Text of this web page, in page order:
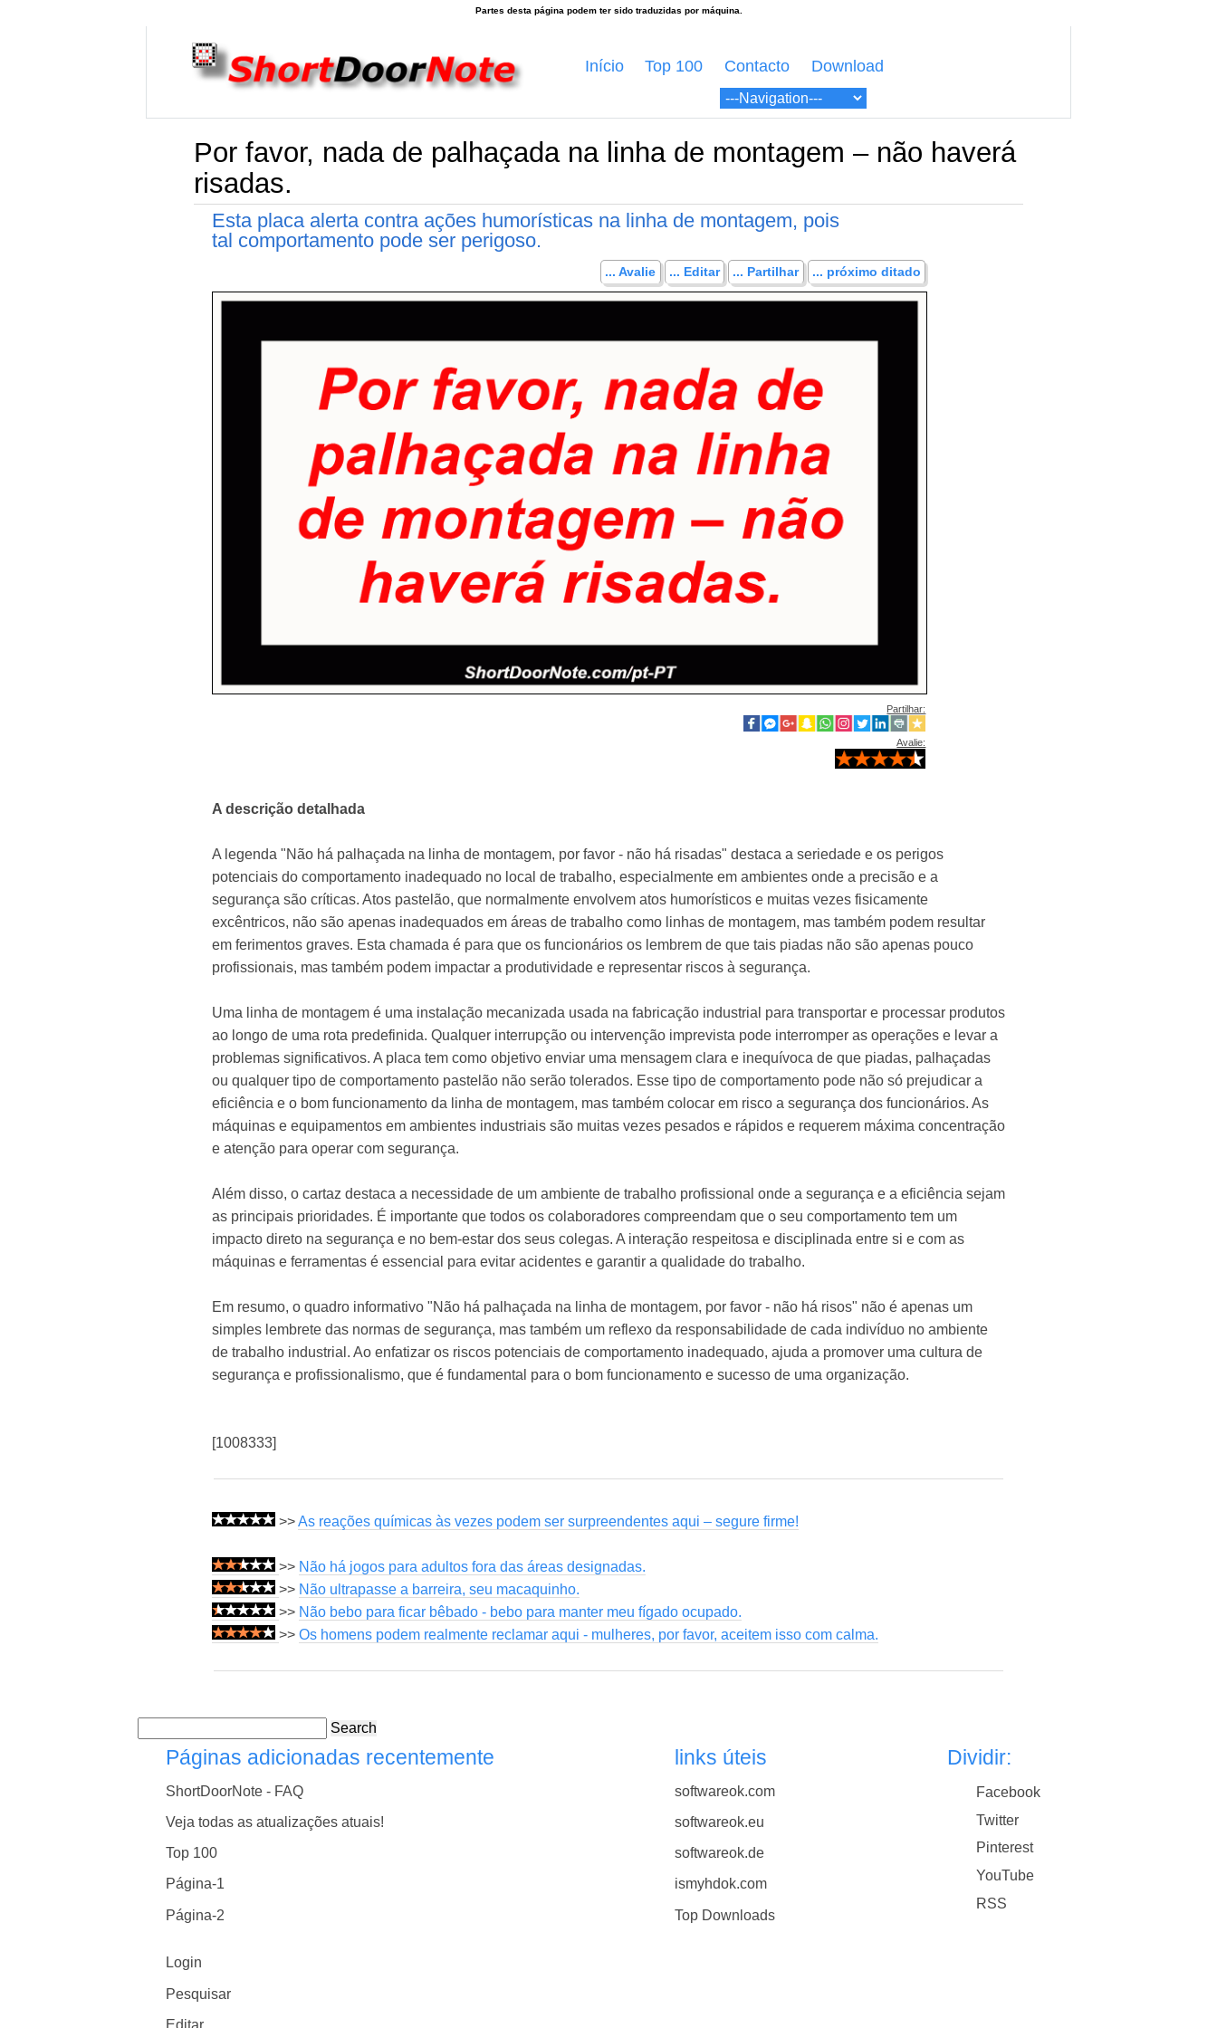
Início Top 100 Contacto Download
Por favor, nada de palhaçada na linha de montagem – não haverá
risadas.
Esta placa alerta contra ações humorísticas na linha de montagem, pois
tal comportamento pode ser perigoso.
... Avalie ... Editar ... Partilhar ... próximo ditado
Partilhar:
Avalie:
A descrição detalhada
A legenda "Não há palhaçada na linha de montagem, por favor - não há risadas" destaca a seriedade e os perigos
potenciais do comportamento inadequado no local de trabalho, especialmente em ambientes onde a precisão e a
segurança são críticas. Atos pastelão, que normalmente envolvem atos humorísticos e muitas vezes fisicamente
excêntricos, não são apenas inadequados em áreas de trabalho como linhas de montagem, mas também podem resultar
em ferimentos graves. Esta chamada é para que os funcionários os lembrem de que tais piadas não são apenas pouco
profissionais, mas também podem impactar a produtividade e representar riscos à segurança.
Uma linha de montagem é uma instalação mecanizada usada na fabricação industrial para transportar e processar produtos
ao longo de uma rota predefinida. Qualquer interrupção ou intervenção imprevista pode interromper as operações e levar a
problemas significativos. A placa tem como objetivo enviar uma mensagem clara e inequívoca de que piadas, palhaçadas
ou qualquer tipo de comportamento pastelão não serão tolerados. Esse tipo de comportamento pode não só prejudicar a
eficiência e o bom funcionamento da linha de montagem, mas também colocar em risco a segurança dos funcionários. As
máquinas e equipamentos em ambientes industriais são muitas vezes pesados ​​e rápidos e requerem máxima concentração
e atenção para operar com segurança.
Além disso, o cartaz destaca a necessidade de um ambiente de trabalho profissional onde a segurança e a eficiência sejam
as principais prioridades. É importante que todos os colaboradores compreendam que o seu comportamento tem um
impacto direto na segurança e no bem-estar dos seus colegas. A interação respeitosa e disciplinada entre si e com as
máquinas e ferramentas é essencial para evitar acidentes e garantir a qualidade do trabalho.
Em resumo, o quadro informativo "Não há palhaçada na linha de montagem, por favor - não há risos" não é apenas um
simples lembrete das normas de segurança, mas também um reflexo da responsabilidade de cada indivíduo no ambiente
de trabalho industrial. Ao enfatizar os riscos potenciais de comportamento inadequado, ajuda a promover uma cultura de
segurança e profissionalismo, que é fundamental para o bom funcionamento e sucesso de uma organização.
[1008333]
>>As reações químicas às vezes podem ser surpreendentes aqui – segure firme!
>> Não há jogos para adultos fora das áreas designadas.
>> Não ultrapasse a barreira, seu macaquinho.
>> Não bebo para ficar bêbado - bebo para manter meu fígado ocupado.
>> Os homens podem realmente reclamar aqui - mulheres, por favor, aceitem isso com calma.
Search
Páginas adicionadas recentemente
ShortDoorNote - FAQ
Veja todas as atualizações atuais!
Top 100
Página-1
Página-2
Login
Pesquisar
Editar
links úteis
softwareok.com
softwareok.eu
softwareok.de
ismyhdok.com
Top Downloads
Dividir:
Facebook
Twitter
Pinterest
YouTube
RSS